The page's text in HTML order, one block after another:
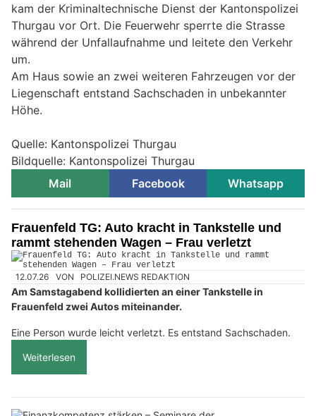
kam der Kriminaltechnische Dienst der Kantonspolizei
Thurgau vor Ort. Die Feuerwehr sperrte die Strasse
während der Unfallaufnahme und leitete den Verkehr
um.
Am Haus sowie an zwei weiteren Fahrzeugen vor der
Liegenschaft entstand Sachschaden in unbekannter
Höhe.
Quelle: Kantonspolizei Thurgau
Bildquelle: Kantonspolizei Thurgau
Mail
Facebook Whatsapp
Frauenfeld TG: Auto kracht in Tankstelle und
rammt stehenden Wagen – Frau verletzt
12.07.26 VON POLIZEI.NEWS REDAKTION
Am Samstagabend kollidierten an einer Tankstelle in
Frauenfeld zwei Autos miteinander.
Eine Person wurde leicht verletzt. Es entstand Sachschaden.
Weiterlesen